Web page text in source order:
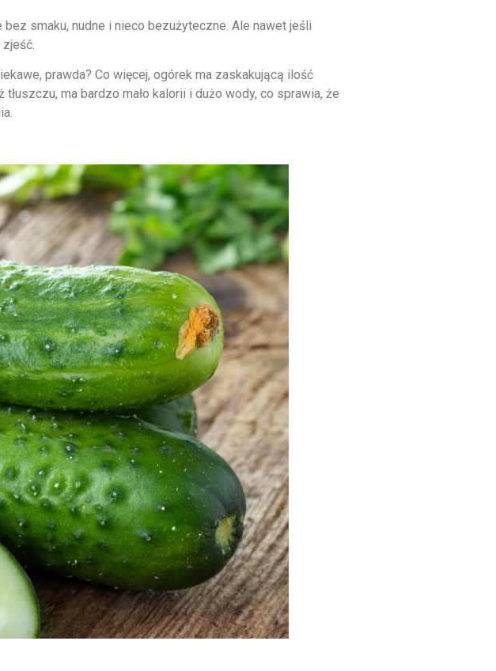
smaku, nudne i nieco bezużyteczne. Ale nawet jeśli
prawda? Co więcej, ogórek ma zaskakującą ilość
ma bardzo mało kalorii i dużo wody, co sprawia, że